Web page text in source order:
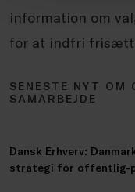
information om
for at indfri
SENESTE NYT OM
SAMARBEJDE
Dansk Erhverv:
strategi for offentlig-